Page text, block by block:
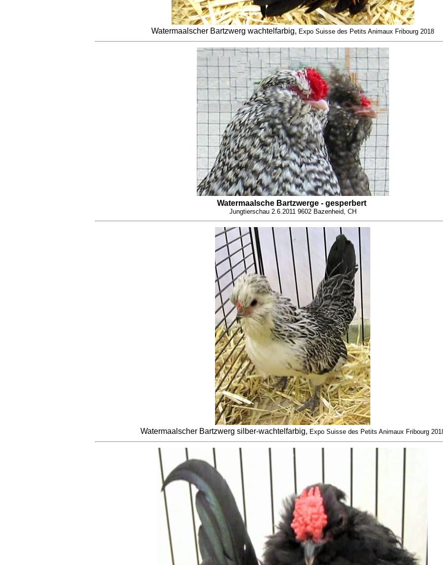
Watermaalscher Bartzwerg wachtelfarbig, Expo Suisse des Petits Animaux Fribourg 2018
Watermaalsche Bartzwerge - gesperbert
Jungtierschau 2.6.2011 9602 Bazenheid, CH
Watermaalscher Bartzwerg silber-wachtelfarbig, Expo Suisse des Petits Animaux Fribourg